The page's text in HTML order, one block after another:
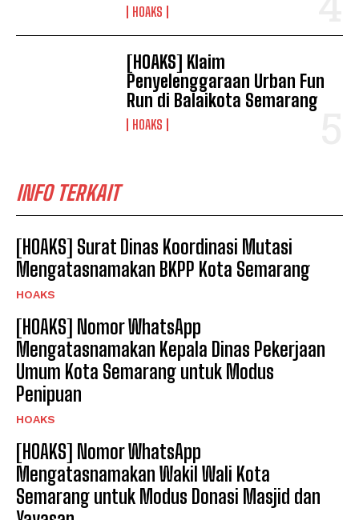
HOAKS
[HOAKS] Klaim
Penyelenggaraan Urban Fun
Run di Balaikota Semarang
HOAKS
INFO TERKAIT
[HOAKS] Surat Dinas Koordinasi Mutasi
Mengatasnamakan BKPP Kota Semarang
HOAKS
[HOAKS] Nomor WhatsApp
Mengatasnamakan Kepala Dinas Pekerjaan
Umum Kota Semarang untuk Modus
Penipuan
HOAKS
[HOAKS] Nomor WhatsApp
Mengatasnamakan Wakil Wali Kota
Semarang untuk Modus Donasi Masjid dan